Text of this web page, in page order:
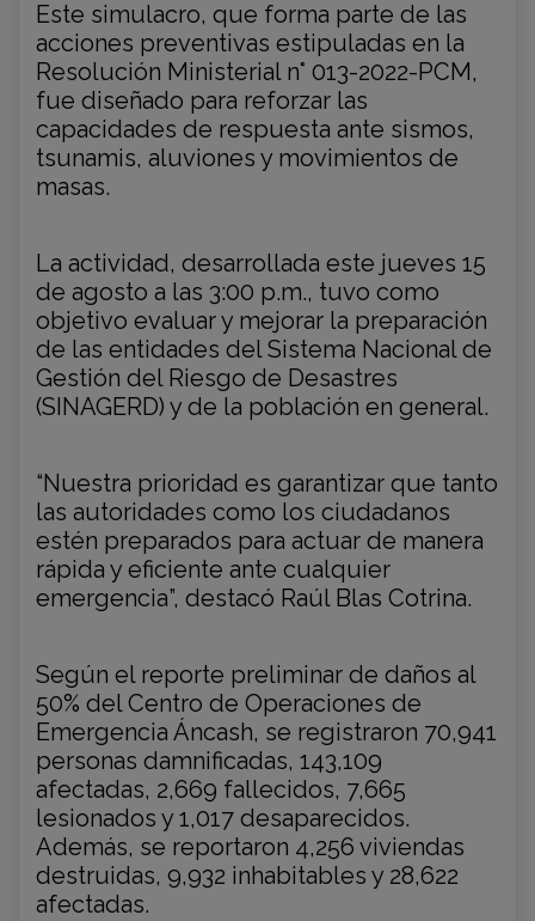
Este simulacro, que forma parte de las
acciones preventivas estipuladas en la
Resolución Ministerial n° 013-2022-PCM,
fue diseñado para reforzar las
capacidades de respuesta ante sismos,
tsunamis, aluviones y movimientos de
masas.
La actividad, desarrollada este jueves 15
de agosto a las 3:00 p.m., tuvo como
objetivo evaluar y mejorar la preparación
de las entidades del Sistema Nacional de
Gestión del Riesgo de Desastres
(SINAGERD) y de la población en general.
“Nuestra prioridad es garantizar que tanto
las autoridades como los ciudadanos
estén preparados para actuar de manera
rápida y eficiente ante cualquier
emergencia”, destacó Raúl Blas Cotrina.
Según el reporte preliminar de daños al
50% del Centro de Operaciones de
Emergencia Áncash, se registraron 70,941
personas damnificadas, 143,109
afectadas, 2,669 fallecidos, 7,665
lesionados y 1,017 desaparecidos.
Además, se reportaron 4,256 viviendas
destruidas, 9,932 inhabitables y 28,622
afectadas.